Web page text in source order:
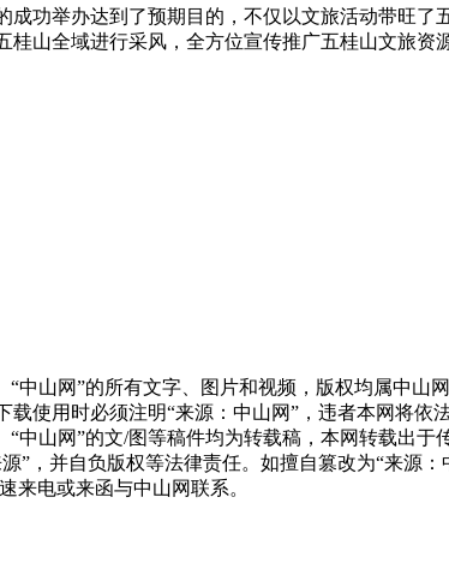
功举办达到了预期目的，不仅以文旅活动带旺
山全域进行采风，全方位宣传推广五桂山文旅资
中山网”的所有文字、图片和视频，版权均属中
使用时必须注明“来源：中山网”，违者本网将依
“中山网”的文/图等稿件均为转载稿，本网转载出
”，并自负版权等法律责任。如擅自篡改为“来源
电或来函与中山网联系。